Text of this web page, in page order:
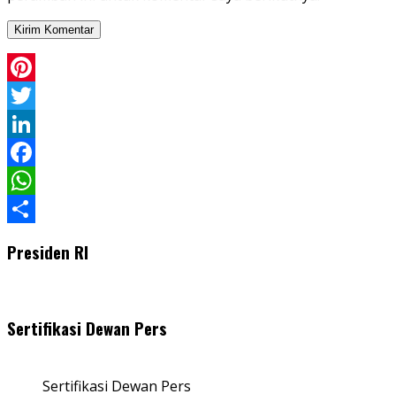
Pinterest
Twitter
LinkedIn
Facebook
WhatsApp
Presiden RI
Sertifikasi Dewan Pers
Sertifikasi Dewan Pers